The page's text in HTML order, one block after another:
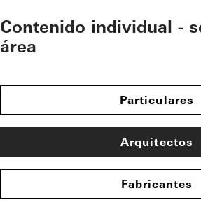
Contenido individual -
área
Particulares
Arquitectos
Fabricantes